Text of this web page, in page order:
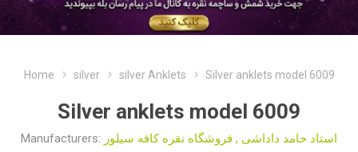
Home silver silver Anklets Silver anklets model 6009
Silver anklets model 6009
Manufacturers: استاد حامد داداشی , فروشگاه نقره کافه سیلور